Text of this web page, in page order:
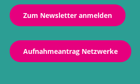
Zum Newsletter anmelden
Aufnahmeantrag Netzwerke